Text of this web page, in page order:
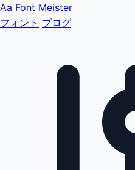
Aa Font Meister
フォント ブログ